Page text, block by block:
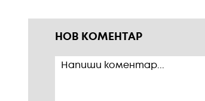
НОВ КОМЕНТАР